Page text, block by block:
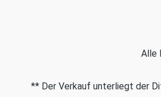
Alle
** Der Verkauf unterliegt der